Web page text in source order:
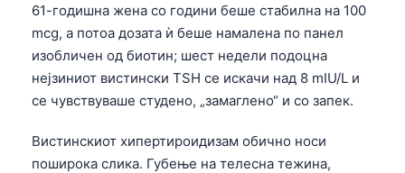
61-годишна жена со години беше стабилна на 100
mcg, а потоа дозата ѝ беше намалена по панел
изобличен од биотин; шест недели подоцна
нејзиниот вистински TSH се искачи над 8 mIU/L и
се чувствуваше студено, „замаглено“ и со запек.
Вистинскиот хипертироидизам обично носи
поширока слика. Губење на телесна тежина,
Galego
Euskara
Gàidhlig
Occitan